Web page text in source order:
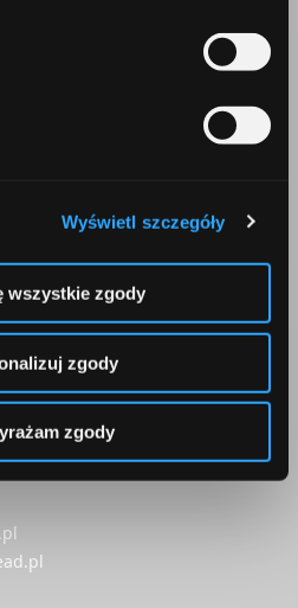
Wyświetl szczegóły
wszystkie zgody
zgody
zgody